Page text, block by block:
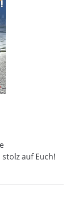
auf Euch!